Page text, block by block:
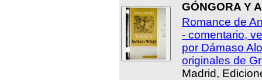
GÓNGORA Y
Romance de
- comentario,
por Dámaso
originales de
Madrid,